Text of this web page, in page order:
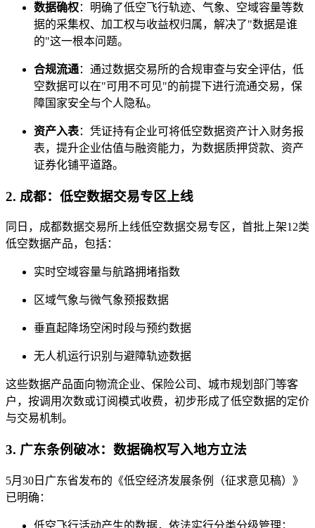
数据确权：明确了低空飞行轨迹、气象、空域容量等数
据的采集权、加工权与收益权归属，解决了"数据是谁
的"这一根本问题。
合规流通：通过数据交易所的合规审查与安全评估，低
空数据可以在"可用不可见"的前提下进行流通交易，保
障国家安全与个人隐私。
资产入表：凭证持有企业可将低空数据资产计入财务报
表，提升企业估值与融资能力，为数据质押贷款、资产
证券化铺平道路。
2. 成都：低空数据交易专区上线
同日，成都数据交易所上线低空数据交易专区，首批上架12类
低空数据产品，包括：
实时空域容量与航路拥堵指数
区域气象与微气象预报数据
垂直起降场空闲时段与预约数据
无人机运行识别与避障轨迹数据
这些数据产品面向物流企业、保险公司、城市规划部门等客
户，按调用次数或订阅模式收费，初步形成了低空数据的定价
与交易机制。
3. 广东条例破冰：数据确权写入地方立法
5月30日广东省发布的《低空经济发展条例（征求意见稿）》
已明确：
低空飞行活动产生的数据，依法实行分类分级管理；